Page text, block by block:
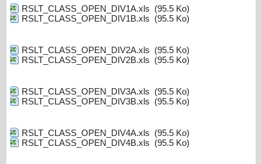
RSLT_CLASS_OPEN_DIV1A.xls (95.5 Ko)
RSLT_CLASS_OPEN_DIV1B.xls (95.5 Ko)
RSLT_CLASS_OPEN_DIV2A.xls (95.5 Ko)
RSLT_CLASS_OPEN_DIV2B.xls (95.5 Ko)
RSLT_CLASS_OPEN_DIV3A.xls (95.5 Ko)
RSLT_CLASS_OPEN_DIV3B.xls (95.5 Ko)
RSLT_CLASS_OPEN_DIV4A.xls (95.5 Ko)
RSLT_CLASS_OPEN_DIV4B.xls (95.5 Ko)